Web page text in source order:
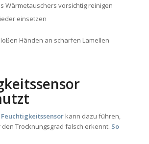
Wärmetauschers vorsichtig reinigen
einsetzen
Händen an scharfen Lamellen
Feuchtigkeitssensorkann dazu führen,
Trocknungsgrad falsch erkennt. So